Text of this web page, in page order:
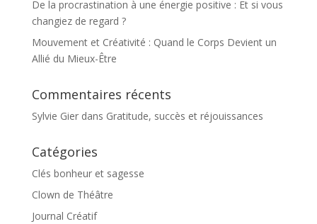
De la procrastination à une énergie positive : Et si vous
changiez de regard ?
Mouvement et Créativité : Quand le Corps Devient un
Allié du Mieux-Être
Commentaires récents
Sylvie Gierdans Gratitude, succès et réjouissances
Catégories
Clés bonheur et sagesse
Clown de Théâtre
Journal Créatif